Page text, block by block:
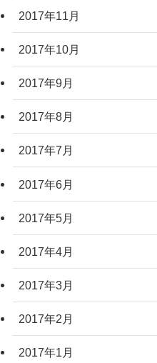
2017年11月
2017年10月
2017年9月
2017年8月
2017年7月
2017年6月
2017年5月
2017年4月
2017年3月
2017年2月
2017年1月